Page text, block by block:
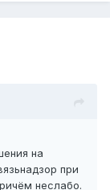
на
при
неслабо.